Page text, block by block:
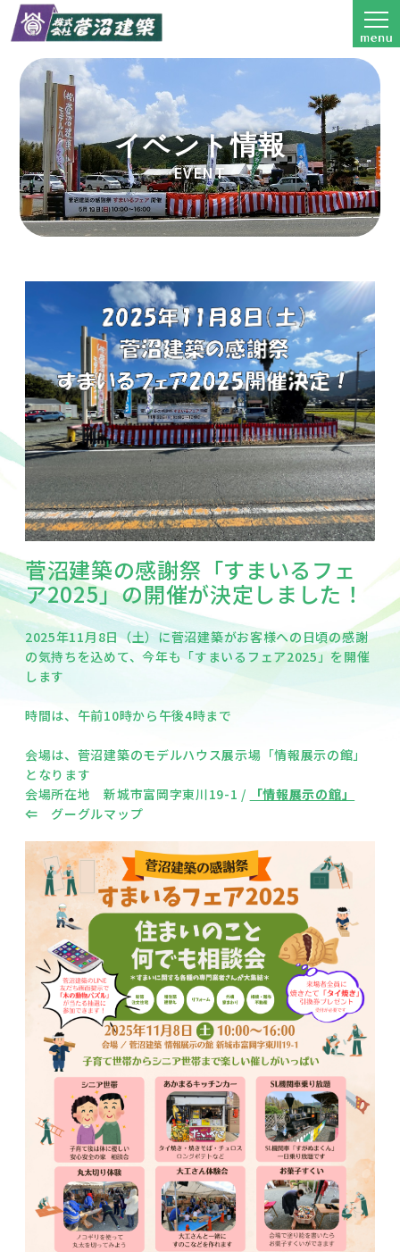
イベント情報
EVENT
菅沼建築の感謝祭「すまいるフェ
ア2025」の開催が決定しました！
2025年11月8日（土）に菅沼建築がお客様への日頃の感謝
の気持ちを込めて、今年も「すまいるフェア2025」を開催
します
時間は、午前10時から午後4時まで
会場は、菅沼建築のモデルハウス展示場「情報展示の館」
となります
会場所在地 新城市富岡字東川19-1 /
「情報展示の館」
⇐ グーグルマップ